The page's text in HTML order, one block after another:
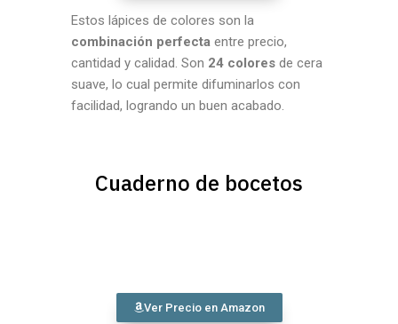
Estos lápices de colores son la
combinación perfecta entre precio,
cantidad y calidad. Son 24 colores de cera
suave, lo cual permite difuminarlos con
facilidad, logrando un buen acabado.
Cuaderno de bocetos
Ver Precio en Amazon